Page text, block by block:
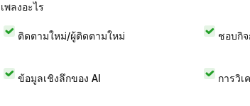
เพลงอะไร
ติดตามใหม่/ผู้ติดตามใหม่ ชอบกิ
ข้อมูลเชิงลึกของ AI การวิ